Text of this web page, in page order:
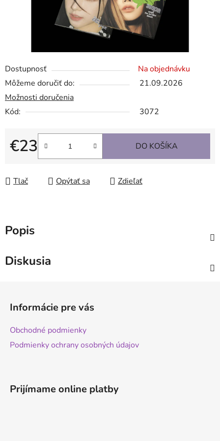
Dostupnosť
Na objednávku
Môžeme doručiť do:
21.09.2026
Možnosti doručenia
Kód:
3072
€23
Jednotková cena:
DO KOŠÍKA
Tlač Opýtať sa Zdieľať
Popis
Diskusia
Informácie pre vás
Obchodné podmienky
Podmienky ochrany osobných údajov
Prijímame online platby